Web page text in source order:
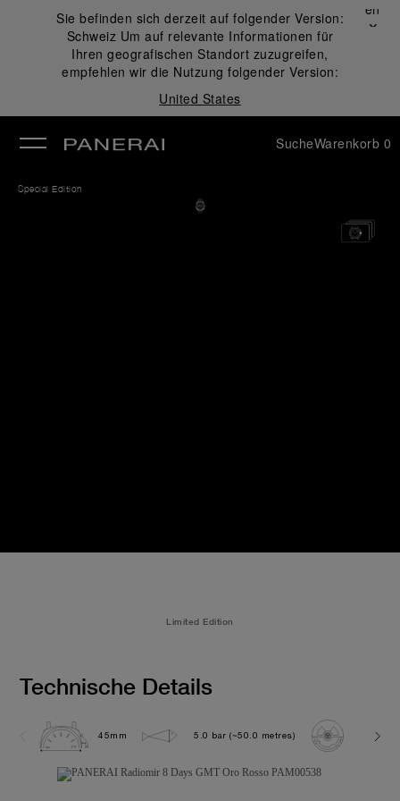
Sie befinden sich derzeit auf folgender Version:
Schweiz Um auf relevante Informationen für
Ihren geografischen Standort zuzugreifen,
empfehlen wir die Nutzung folgender Version:
United States
Schließen
✕
SucheWarenkorb 0
Special Edition
Limited Edition
Technische Details
45mm 5.0 bar (~50.0 metres) P2002/